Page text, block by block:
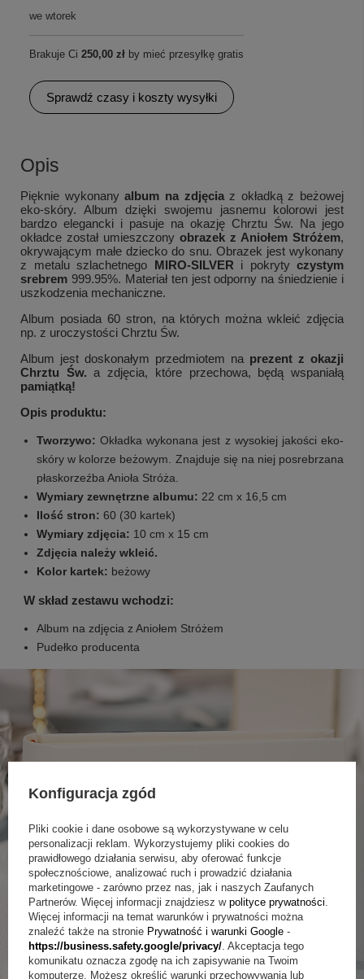
we wtorek
Brakuje Ci 250,00 zł by mieć przesyłkę gratis
Sprawdź czasy i koszty wysyłki
Opis
Pięknie wykonanyalbum na zdjęciaz okładką z beżowej
eko-skóry. Album dzięki swojemu jasnemu kolorowi jest
bardzo elegancki i pasuje na okazję Chrztu Św. Na jego
okładce został umieszczony obrazek z Aniołem Stróżem,
okrywającym małe dziecko do snu. Obrazek jest wykonany
z metalu szlachetnego MIRO-SILVER i pokryty czystym
srebrem 999.95%. Materiał ten jest odporny na śniedzienie i
uszkodzenia mechaniczne.
Album posiada 60 stron, na których można wkleić zdjęcia
np. z uroczystości Chrztu Św.
Album jest doskonałym przedmiotem na prezent z okazji
Chrztu Św. a zdjęcia, które przechowa, będą wspaniałą
pamiątką!
Opis produktu:
Tworzywo: Okładka wykonana jest z wysokiej jakości eko-
skóry w kolorze beżowym. Znajduje się na niej posrebrzana
płaskorzeźba Anioła Stróża.
Wymiary zewnętrzne albumu: 22 cm x 16,5 cm
Ilość stron: 60 (30 kartek)
Wymiary zdjęcia: 10 cm x 15 cm
Zdjęcia należy wkleić.
Kolor kartek: beżowy
W skład zestawu wchodzi:
Album na zdjęcia z Aniołem Stróżem
Pudełko producenta
Konfiguracja zgód
Pliki cookie i dane osobowe są wykorzystywane w celu
personalizacji reklam. Wykorzystujemy pliki cookies do
prawidłowego działania serwisu, aby oferować funkcje
społecznościowe, analizować ruch i prowadzić działania
marketingowe - zarówno przez nas, jak i naszych Zaufanych
Partnerów. Więcej informacji znajdziesz w polityce prywatności
Więcej informacji na temat warunków i prywatności można
znaleźć także na stronie Prywatność i warunki Google -
https://business.safety.google/privacy/ . Akceptacja tego
komunikatu oznacza zgodę na ich zapisywanie na Twoim
komputerze. Możesz określić warunki przechowywania lub